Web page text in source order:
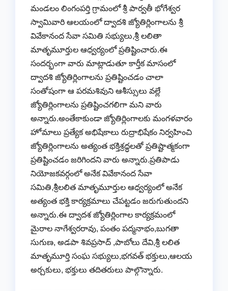
మండలం లింగంపర్తి గ్రామంలో శ్రీ పార్వతీ భోగేశ్వర
స్వామివారి ఆలయంలో ద్వాదశి జ్యోతిర్లింగాలను శ్రీ
వివేకానంద సేవా సమితి సభ్యులు,శ్రీ లలితా
మాతృమూర్తుల ఆధ్వర్యంలో ప్రతిష్టించారు.ఈ
సందర్భంగా వారు మాట్లాడుతూ కార్తీక మాసంలో
ద్వాదశి జ్యోతిర్లింగాలను ప్రతిష్టించడం చాలా
సంతోషంగా ఆ పరమశివుని ఆశీస్సులు వల్లే
జ్యోతిర్లింగాలను ప్రతిష్టించగలిగా మని వారు
అన్నారు.అంతేకాకుండా జ్యోతిర్లింగాలకు మంగళవారం
హోమాలు ప్రత్యేక అభిషేకాలు రుద్రాభిషేకం నిర్వహించి
జ్యోతిర్లింగాలను అత్యంత భక్తిశ్రద్ధలతో ప్రతిష్టాత్మకంగా
ప్రతిష్టించడం జరిగిందని వారు అన్నారు.ప్రతిపాడు
నియోజకవర్గంలో అనేక వివేకానంద సేవా
సమితి,శ్రీలలిత మాతృమూర్తుల ఆధ్వర్యంలో అనేక
అత్యంత భక్తి కార్యక్రమాలు చేపట్టడం జరుగుతుందని
అన్నారు.ఈ ద్వాదశ జ్యోతిర్లింగాల కార్యక్రమంలో
మైరాల నాగేశ్వరరావు, పంతం పద్మనాభం,బుగతా
సుగుణ, అడపా శివప్రసాద్ ,పాబోలు దేవి,శ్రీ లలిత
మాతృమూర్తి సంఘ సభ్యులు,భగవత్ భక్తులు,ఆలయ
అర్చకులు, భక్తులు తదితరులు పాల్గొన్నారు.